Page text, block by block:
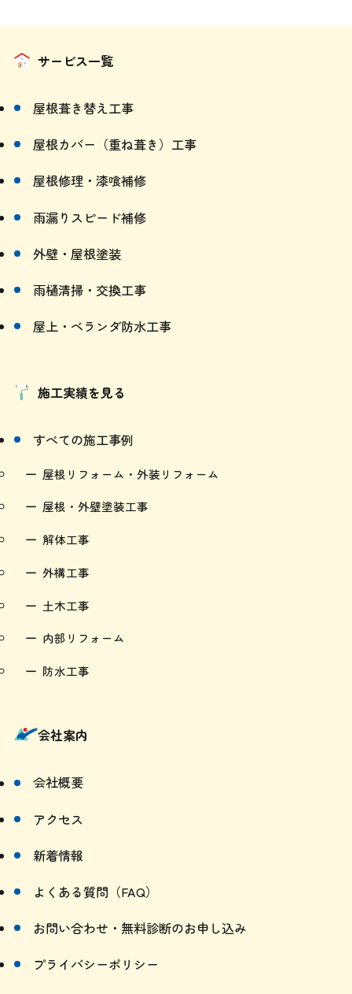
サービス一覧
屋根葺き替え工事
屋根カバー（重ね葺き）工事
屋根修理・漆喰補修
雨漏りスピード補修
外壁・屋根塗装
雨樋清掃・交換工事
屋上・ベランダ防水工事
施工実績を見る
すべての施工事例
屋根リフォーム・外装リフォーム
屋根・外壁塗装工事
解体工事
外構工事
土木工事
内部リフォーム
防水工事
会社案内
会社概要
アクセス
新着情報
よくある質問（FAQ）
お問い合わせ・無料診断のお申し込み
プライバシーポリシー